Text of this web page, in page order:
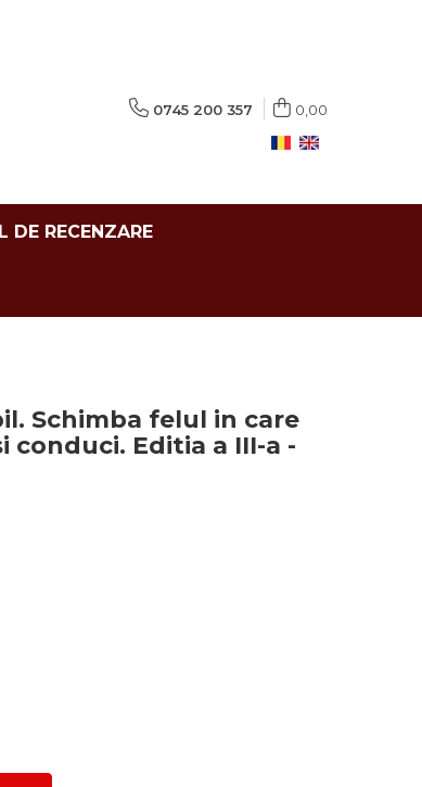
0745 200 357 0,00
DE RECENZARE
Schimba felul in care
conduci. Editia a III-a -